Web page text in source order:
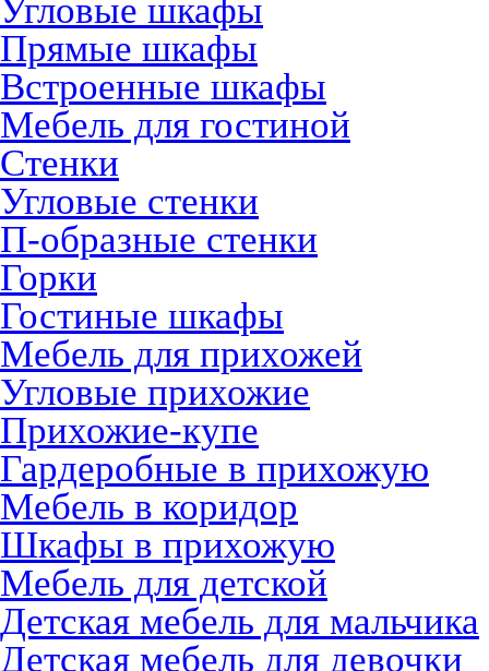
Угловые шкафы
Прямые шкафы
Встроенные шкафы
Мебель для гостиной
Стенки
Угловые стенки
П-образные стенки
Горки
Гостиные шкафы
Мебель для прихожей
Угловые прихожие
Прихожие-купе
Гардеробные в прихожую
Мебель в коридор
Шкафы в прихожую
Мебель для детской
Детская мебель для мальчика
Детская мебель для девочки